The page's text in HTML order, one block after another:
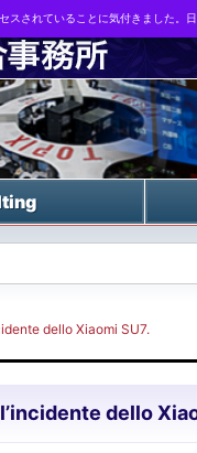
M&A in Japan
dello Xiaomi SU7.
dello
スされていることに気付きました。